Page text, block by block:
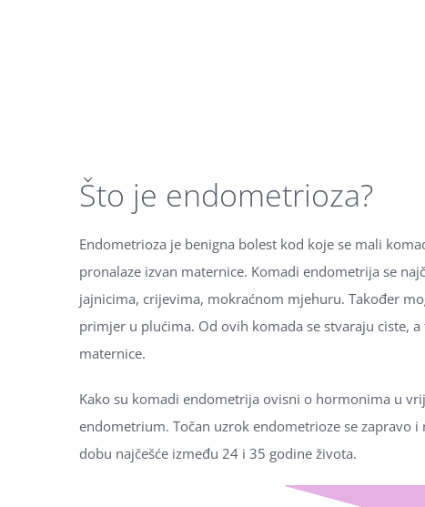
Što je endometrioza?
Endometrioza je benigna bolest kod koje se mali
pronalaze izvan maternice. Komadi endometrija se
jajnicima, crijevima, mokraćnom mjehuru. Također
primjer u plućima. Od ovih komada se stvaraju ciste,
maternice.
Kako su komadi endometrija ovisni o hormonima u
endometrium. Točan uzrok endometrioze se zapravo
dobu najčešće između 24 i 35 godine života.